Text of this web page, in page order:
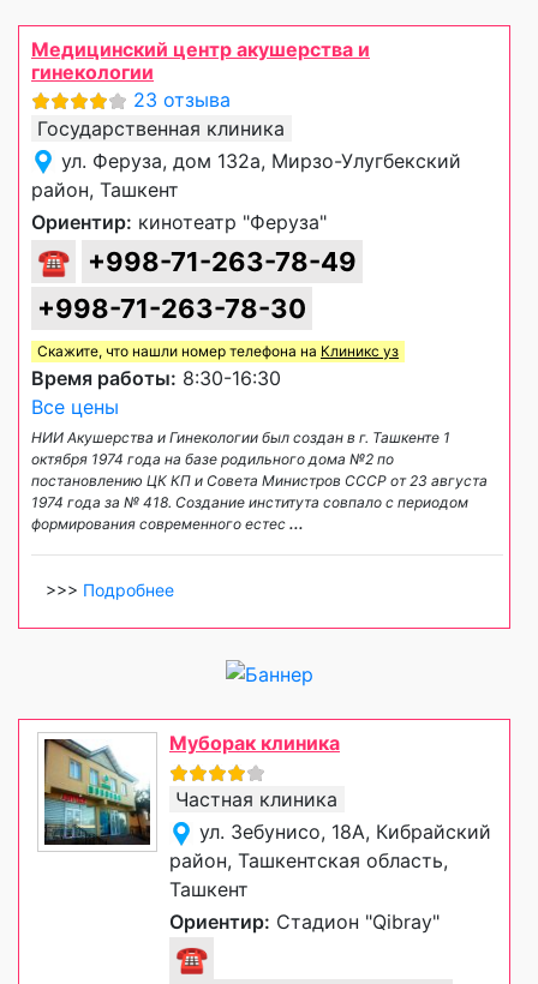
Медицинский центр акушерства и
гинекологии
23 отзыва
Государственная клиника
ул. Феруза, дом 132а, Мирзо-Улугбекский
район, Ташкент
Ориентир: кинотеатр "Феруза"
☎
+998-71-263-78-49
+998-71-263-78-30
Скажите, что нашли номер телефона на Клиникс уз
Время работы: 8:30-16:30
Все цены
НИИ Акушерства и Гинекологии был создан в г. Ташкенте 1
октября 1974 года на базе родильного дома №2 по
постановлению ЦК КП и Совета Министров СССР от 23 августа
1974 года за № 418. Создание института совпало с периодом
формирования современного естес ...
>>> Подробнее
Муборак клиника
Частная клиника
ул. Зебунисо, 18A, Кибрайский
район, Ташкентская область,
Ташкент
Ориентир: Стадион "Qibray"
☎